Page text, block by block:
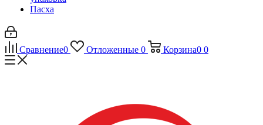
Пасха
Сравнение0 Отложенные 0 Корзина0 0